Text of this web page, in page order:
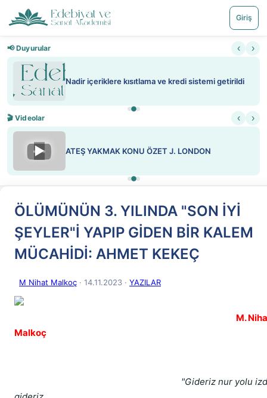
Giriş
📢 Duyurular ‹ ›
Nadir içeriklere kısıtlama ve kredi sistemi getirildi
🎬 Videolar ‹ ›
▶ ATEŞ YAKMAK KONU ÖZET J. LONDON
ÖLÜMÜNÜN 3. YILINDA "SON İYİ
ŞEYLER"İ YAPIP GİDEN BİR KALEM
MÜCAHİDİ: AHMET KEKEÇ
M Nihat Malkoç · 14.11.2023 · YAZILAR
M.
Malkoç
"Gideriz nur yolu